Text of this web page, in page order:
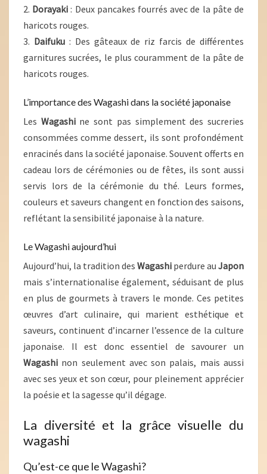
2. Dorayaki : Deux pancakes fourrés avec de la pâte de
haricots rouges.
3. Daifuku: Des gâteaux de riz farcis de différentes
garnitures sucrées, le plus couramment de la pâte de
haricots rouges.
L’importance des Wagashi dans la société japonaise
Les Wagashine sont pas simplement des sucreries
consommées comme dessert, ils sont profondément
enracinés dans la société japonaise. Souvent offerts en
cadeau lors de cérémonies ou de fêtes, ils sont aussi
servis lors de la cérémonie du thé. Leurs formes,
couleurs et saveurs changent en fonction des saisons,
reflétant la sensibilité japonaise à la nature.
Le Wagashi aujourd’hui
Aujourd’hui, la tradition des Wagashi perdure au Japon
mais s’internationalise également, séduisant de plus
en plus de gourmets à travers le monde. Ces petites
œuvres d’art culinaire, qui marient esthétique et
saveurs, continuent d’incarner l’essence de la culture
japonaise. Il est donc essentiel de savourer un
Wagashi non seulement avec son palais, mais aussi
avec ses yeux et son cœur, pour pleinement apprécier
la poésie et la sagesse qu’il dégage.
La diversité et la grâce visuelle du
wagashi
Qu’est-ce que le Wagashi?